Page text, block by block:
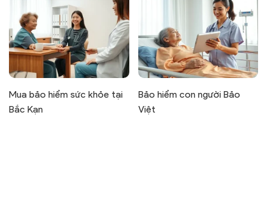
Mua bảo hiểm sức khỏe tại
Bắc Kạn
Bảo hiểm con người Bảo
Việt